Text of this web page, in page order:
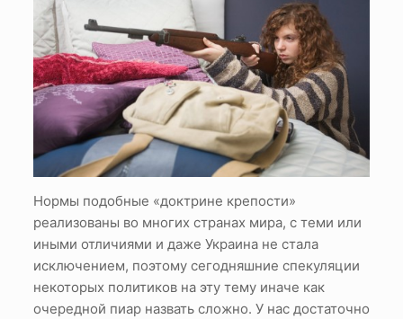
Нормы подобные «доктрине крепости»
реализованы во многих странах мира, с теми или
иными отличиями и даже Украина не стала
исключением, поэтому сегодняшние спекуляции
некоторых политиков на эту тему иначе как
очередной пиар назвать сложно. У нас достаточно